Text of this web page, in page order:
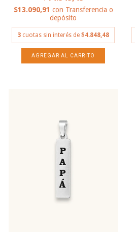
$13.090,91 con Transferencia o
depósito
3 cuotas sin interés de$4.848,48